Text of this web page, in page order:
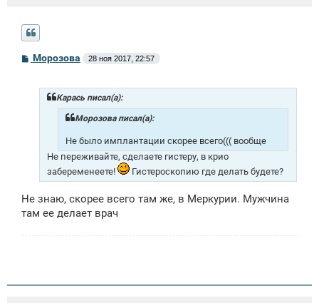
СМорозова 28 ноя 2017, 22:57
Карась писал(а):
Морозова писал(а):
Не было имплантации скорее всего((( вообще
Не переживайте, сделаете гистеру, в крио
забеременеете!
Гистероскопию где делать будете?
Не знаю, скорее всего там же, в Меркурии. Мужчина
там ее делает врач